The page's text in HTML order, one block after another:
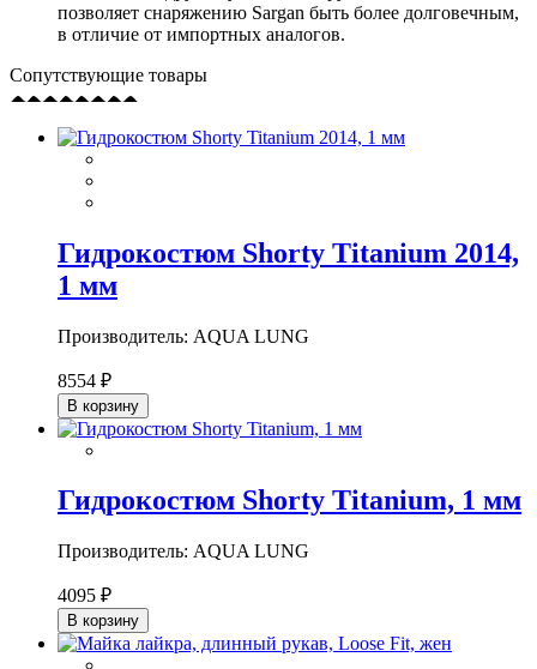
позволяет снаряжению Sargan быть более долговечным,
в отличие от импортных аналогов.
Сопутствующие товары
Гидрокостюм Shorty Titanium 2014,
1 мм
Производитель: AQUA LUNG
8554 ₽
В корзину
Гидрокостюм Shorty Titanium, 1 мм
Производитель: AQUA LUNG
4095 ₽
В корзину